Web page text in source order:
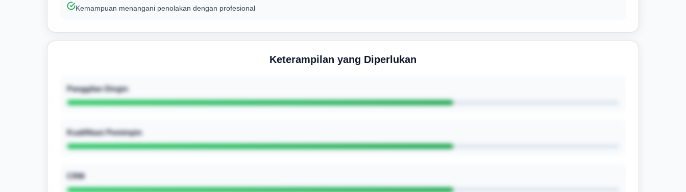
Kemampuan menangani penolakan dengan profesional
Keterampilan yang Diperlukan
Panggilan Dingin
Kualifikasi Pemimpin
CRM